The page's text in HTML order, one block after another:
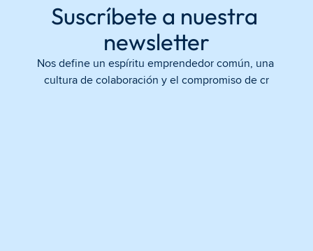
Suscríbete a nuestra
newsletter
Nos define un espíritu emprendedor común, una
cultura de colaboración y el compromiso de cr